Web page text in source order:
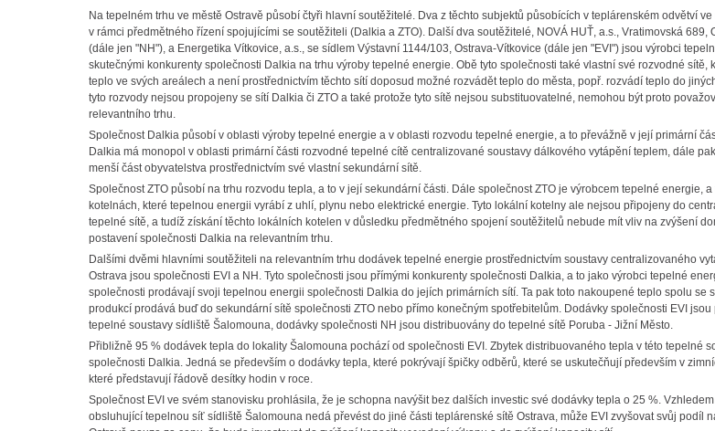
Na tepelném trhu ve městě Ostravě působí čtyři hlavní soutěžitelé. Dva z těchto subjektů působících v teplárenském odvětví ve
v rámci předmětného řízení spojujícími se soutěžiteli (Dalkia a ZTO). Další dva soutěžitelé, NOVÁ HUŤ, a.s., Vratimovská 689,
(dále jen "NH"), a Energetika Vítkovice, a.s., se sídlem Výstavní 1144/103, Ostrava-Vítkovice (dále jen "EVI") jsou výrobci
skutečnými konkurenty společnosti Dalkia na trhu výroby tepelné energie. Obě tyto společnosti také vlastní své rozvodné sítě,
teplo ve svých areálech a není prostřednictvím těchto sítí doposud možné rozvádět teplo do města, popř. rozvádí teplo do
tyto rozvody nejsou propojeny se sítí Dalkia či ZTO a také protože tyto sítě nejsou substituovatelné, nemohou být proto
relevantního trhu.
Společnost Dalkia působí v oblasti výroby tepelné energie a v oblasti rozvodu tepelné energie, a to převážně v její primární
Dalkia má monopol v oblasti primární části rozvodné tepelné cítě centralizované soustavy dálkového vytápění teplem, dále
menší část obyvatelstva prostřednictvím své vlastní sekundární sítě.
Společnost ZTO působí na trhu rozvodu tepla, a to v její sekundární části. Dále společnost ZTO je výrobcem tepelné energie, a
kotelnách, které tepelnou energii vyrábí z uhlí, plynu nebo elektrické energie. Tyto lokální kotelny ale nejsou připojeny do
tepelné sítě, a tudíž získání těchto lokálních kotelen v důsledku předmětného spojení soutěžitelů nebude mít vliv na zvýšení
postavení společnosti Dalkia na relevantním trhu.
Dalšími dvěmi hlavními soutěžiteli na relevantním trhu dodávek tepelné energie prostřednictvím soustavy centralizovaného
Ostrava jsou společnosti EVI a NH. Tyto společnosti jsou přímými konkurenty společnosti Dalkia, a to jako výrobci tepelné
společnosti prodávají svoji tepelnou energii společnosti Dalkia do jejích primárních sítí. Ta pak toto nakoupené teplo spolu se
produkcí prodává buď do sekundární sítě společnosti ZTO nebo přímo konečným spotřebitelům. Dodávky společnosti EVI
tepelné soustavy sídliště Šalomouna, dodávky společnosti NH jsou distribuovány do tepelné sítě Poruba - Jižní Město.
Přibližně 95 % dodávek tepla do lokality Šalomouna pochází od společnosti EVI. Zbytek distribuovaného tepla v této tepelné
společnosti Dalkia. Jedná se především o dodávky tepla, které pokrývají špičky odběrů, které se uskutečňují především v
které představují řádově desítky hodin v roce.
Společnost EVI ve svém stanovisku prohlásila, že je schopna navýšit bez dalších investic své dodávky tepla o 25 %.
obsluhující tepelnou síť sídliště Šalomouna nedá převést do jiné části teplárenské sítě Ostrava, může EVI zvyšovat svůj podíl